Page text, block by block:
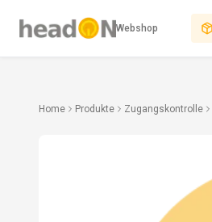
Webshop
Home Produkte Zugangskontrolle